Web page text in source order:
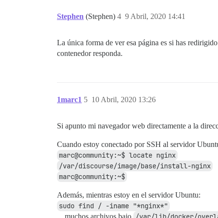
Stephen (Stephen) 9 Abril, 2020 14:41
4
La única forma de ver esa página es si has
contenedor responda.
1marc1 10 Abril, 2020 13:26
5
Si apunto mi navegador web directamente a la
Cuando estoy conectado por SSH al servidor
marc@community:~$ locate nginx
/var/discourse/image/base/install-nginx
marc@community:~$
Además, mientras estoy en el servidor Ubuntu:
sudo find / -iname "*nginx*"
…muchos archivos bajo